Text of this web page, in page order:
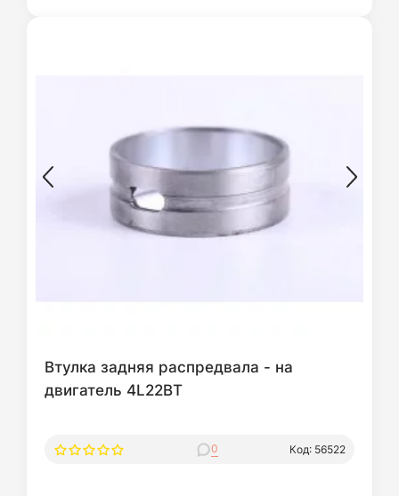
Втулка задняя распредвала - на
двигатель 4L22BT
0 Код: 56522